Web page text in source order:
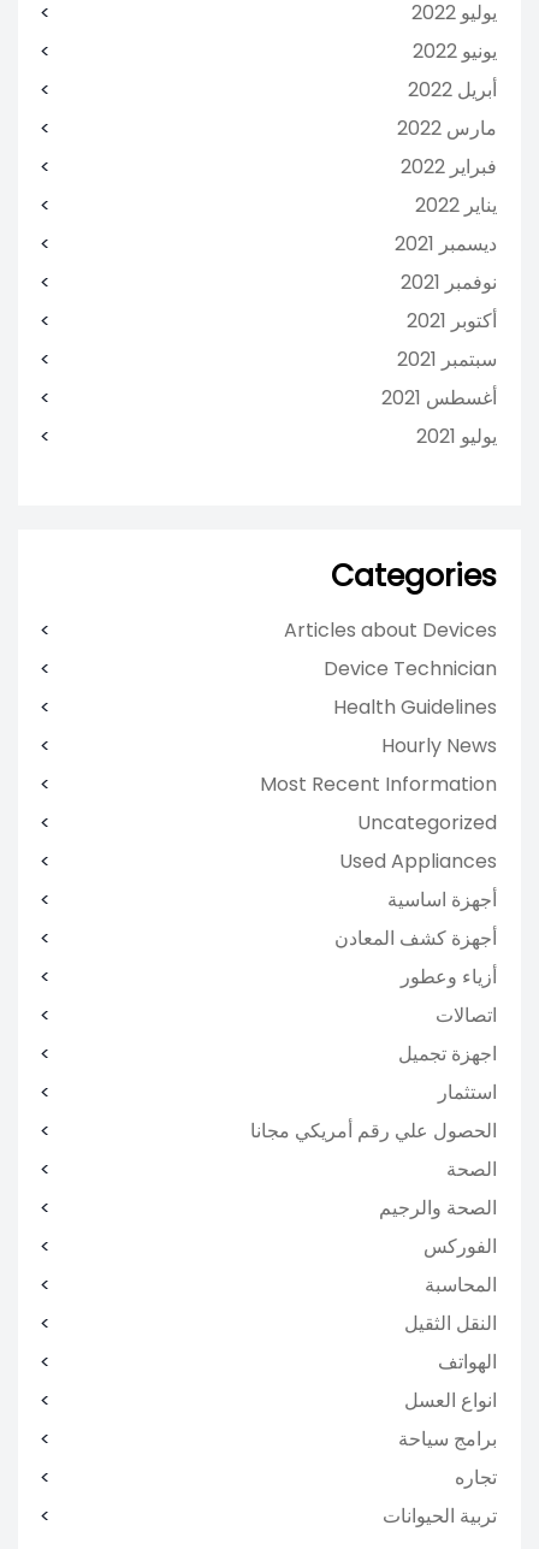
يوليو 2022
يونيو 2022
أبريل 2022
مارس 2022
فبراير 2022
يناير 2022
ديسمبر 2021
نوفمبر 2021
أكتوبر 2021
سبتمبر 2021
أغسطس 2021
يوليو 2021
Categories
Articles about Devices
Device Technician
Health Guidelines
Hourly News
Most Recent Information
Uncategorized
Used Appliances
أجهزة اساسية
أجهزة كشف المعادن
أزياء وعطور
اتصالات
اجهزة تجميل
استثمار
الحصول علي رقم أمريكي مجانا
الصحة
الصحة والرجيم
الفوركس
المحاسبة
النقل الثقيل
الهواتف
انواع العسل
برامج سياحة
تجاره
تربية الحيوانات